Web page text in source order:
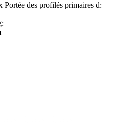
Portée des profilés primaires d: